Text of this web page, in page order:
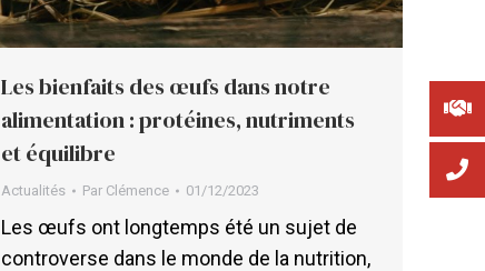
Les bienfaits des œufs dans notre
alimentation : protéines, nutriments
et équilibre
Actualités Par Clémence 01/12/2023
Les œufs ont longtemps été un sujet de
controverse dans le monde de la nutrition,